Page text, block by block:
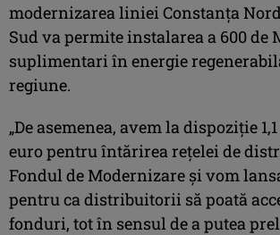
modernizarea liniei Constanţa
Sud va permite instalarea a 600 de
suplimentari în energie
regiune.
„De asemenea, avem la dispoziţie
euro pentru întărirea reţelei de
Fondul de Modernizare şi vom
pentru ca distribuitorii să poată
fonduri, tot în sensul de a putea